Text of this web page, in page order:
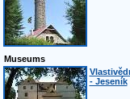
Museums
- Jeseník